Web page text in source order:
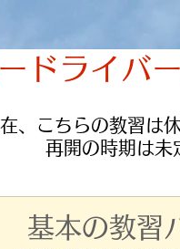
ドライバ
、こちらの教習は
再開の時期は未
基本の教習